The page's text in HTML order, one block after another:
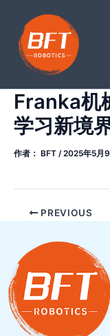
Franka机
学习新境
作者： BFT /2025年5月9
PREVIOUS